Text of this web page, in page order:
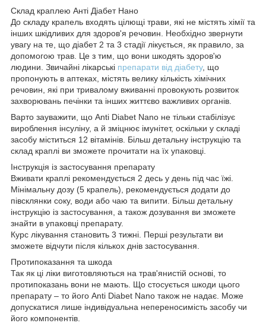
Склад краплею Анті Діабет Нано
До складу крапель входять цілющі трави, які не містять хімії та
інших шкідливих для здоров'я речовин. Необхідно звернути
увагу на те, що діабет 2 та 3 стадії лікується, як правило, за
допомогою трав. Це з тим, що вони шкодять здоров'ю
людини. Звичайні лікарські препарати від діабету, що
пропонують в аптеках, містять велику кількість хімічних
речовин, які при тривалому вживанні провокують розвиток
захворювань печінки та інших життєво важливих органів.
Варто зауважити, що Anti Diabet Nano не тільки стабілізує
вироблення інсуліну, а й зміцнює імунітет, оскільки у складі
засобу міститься 12 вітамінів. Більш детальну інструкцію та
склад краплі ви зможете прочитати на їх упаковці.
Інструкція із застосування препарату
Вживати краплі рекомендується 2 десь у день під час їжі.
Мінімальну дозу (5 крапель), рекомендується додати до
півсклянки соку, води або чаю та випити. Більш детальну
інструкцію із застосування, а також дозування ви зможете
знайти в упаковці препарату.
Курс лікування становить 3 тижні. Перші результати ви
зможете відчути після кількох днів застосування.
Протипоказання та шкода
Так як ці ліки виготовляються на трав'янистій основі, то
протипоказань вони не мають. Що стосується шкоди цього
препарату – то його Anti Diabet Nano також не надає. Може
допускатися лише індивідуальна непереносимість засобу чи
його компонентів.